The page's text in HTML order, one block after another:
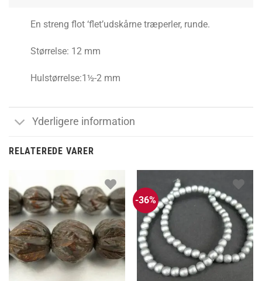
En streng flot ‘flet’udskårne træperler, runde.
Størrelse: 12 mm
Hulstørrelse:1½-2 mm
Yderligere information
RELATEREDE VARER
-36%